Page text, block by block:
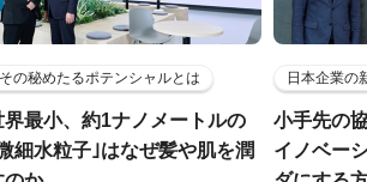
その秘めたるポテンシャルとは
界最小、約1ナノメートルの
細水粒子｣はなぜ髪や肌を潤
日本企業の
小手先の
イノベー